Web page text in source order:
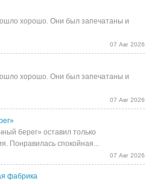
хорошо. Они был запечатаны и
07 Авг 2026
хорошо. Они был запечатаны и
07 Авг 2026
берег» оставил только
Понравилась спокойная...
07 Авг 2026
фабрика